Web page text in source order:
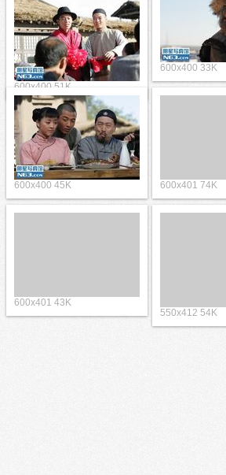
600x400 51K 600x400 33K
600x400 45K 600x401 74K